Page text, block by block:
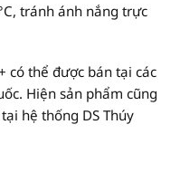
tránh ánh nắng trực
có thể được bán tại các
Hiện sản phẩm cũng
hệ thống DS Thúy